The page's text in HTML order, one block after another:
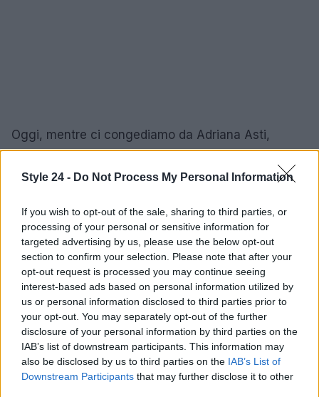
Style 24 - Do Not Process My Personal Information
If you wish to opt-out of the sale, sharing to third parties, or
processing of your personal or sensitive information for
targeted advertising by us, please use the below opt-out
section to confirm your selection. Please note that after your
opt-out request is processed you may continue seeing
interest-based ads based on personal information utilized by
us or personal information disclosed to third parties prior to
your opt-out. You may separately opt-out of the further
disclosure of your personal information by third parties on the
IAB’s list of downstream participants. This information may
also be disclosed by us to third parties on the IAB’s List of
Downstream Participants that may further disclose it to other
Oggi, mentre ci congediamo da Adriana Asti,
ricordiamo non solo la sua carriera brillante, ma
anche l’impatto che ha avuto su tutti noi. La sua
interpretare la vita in tutte le sue sfaccettature
rimarrà per sempre nel nostro ricordo. Grazie,
Adriana, per tutto ciò che hai dato al mondo
dell’arte.
AUTORE
Staff